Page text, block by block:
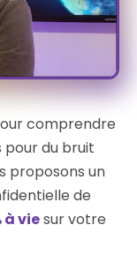
comprendre
pour du bruit
proposons un
de
à viesur votre